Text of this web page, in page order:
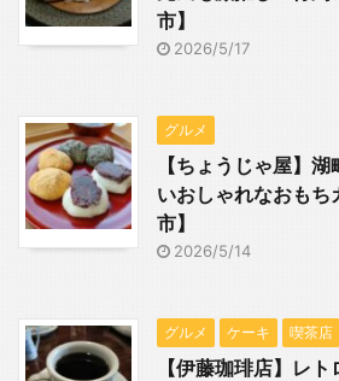
市】
2026/5/17
グルメ
【ちょうじゃ屋】
いおしゃれなおも
市】
2026/5/14
グルメ ケーキ 喫茶店
【伊藤珈琲店】レ